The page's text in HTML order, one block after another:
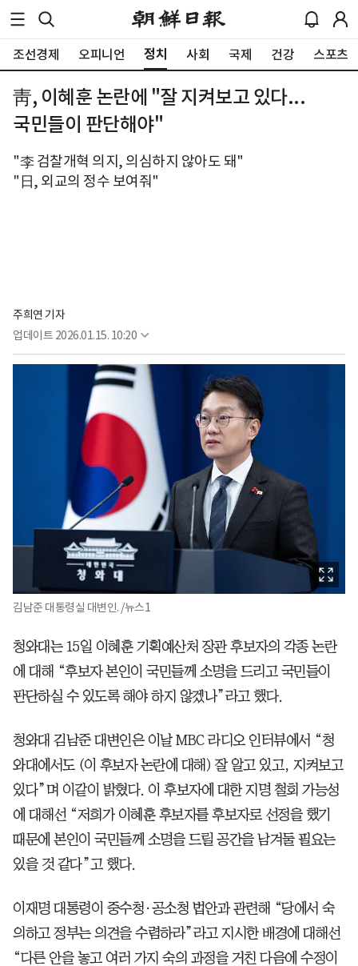
조선경제 오피니언 정치 사회 국제 건강 스포츠
靑, 이혜훈 논란에 "잘 지켜보고 있다...
국민들이 판단해야"
"李 검찰개혁 의지, 의심하지 않아도 돼"
"日, 외교의 정수 보여줘"
주희연 기자
업데이트 2026.01.15. 10:20
김남준 대통령실 대변인. /뉴스1
청와대는 15일 이혜훈 기획예산처 장관 후보자의 각종 논란
에 대해 “후보자 본인이 국민들께 소명을 드리고 국민들이
판단하실 수 있도록 해야 하지 않겠나”라고 했다.
청와대 김남준 대변인은 이날 MBC 라디오 인터뷰에서 “청
와대에서도 (이 후보자 논란에 대해) 잘 알고 있고, 지켜보고
있다”며 이같이 밝혔다. 이 후보자에 대한 지명 철회 가능성
에 대해선 “저희가 이혜훈 후보자를 후보자로 선정을 했기
때문에 본인이 국민들께 소명을 드릴 공간을 남겨둘 필요는
있을 것 같다”고 했다.
이재명 대통령이 중수청·공소청 법안과 관련해 “당에서 숙
의하고 정부는 의견을 수렴하라”라고 지시한 배경에 대해선
“다른 안을 놓고 여러 가지 숙의 과정을 거친 다음에 수정이